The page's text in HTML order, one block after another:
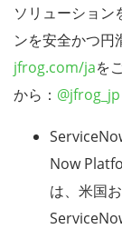
ソリューション
ンを安全かつ円
jfrog.com/jaを
から： @jfrog_jp
Now
は、米国